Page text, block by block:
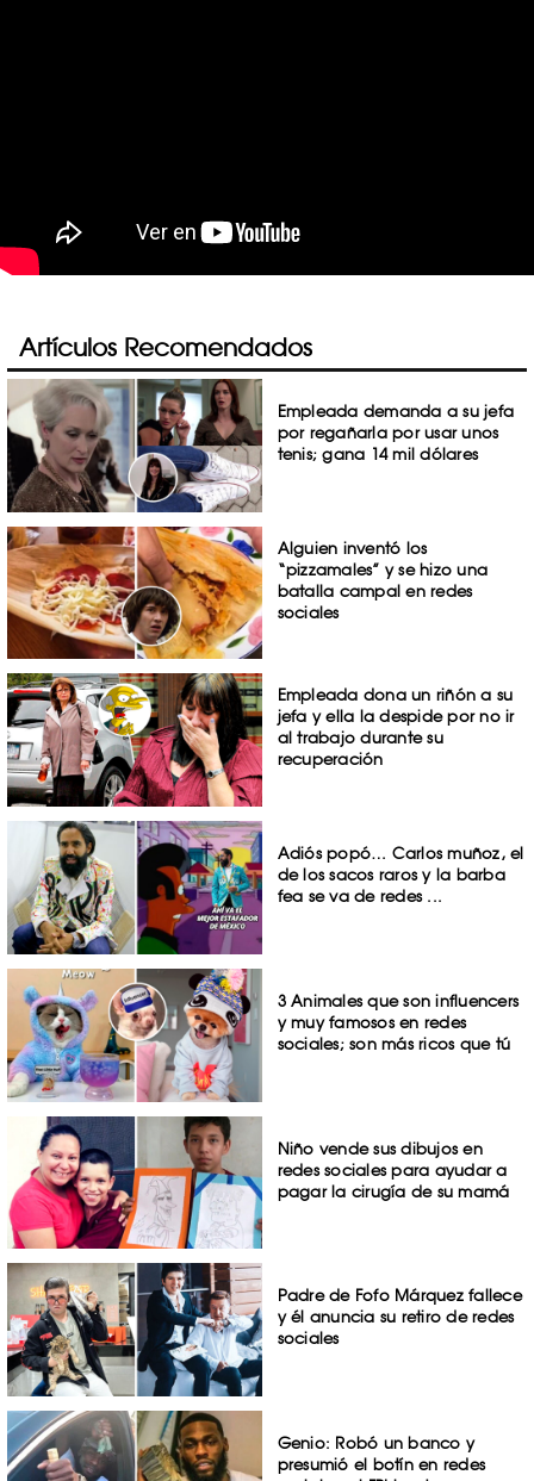
Artículos Recomendados
Empleada demanda a su jefa
por regañarla por usar unos
tenis; gana 14 mil dólares
Alguien inventó los
“pizzamales” y se hizo una
batalla campal en redes
sociales
Empleada dona un riñón a su
jefa y ella la despide por no ir
al trabajo durante su
recuperación
Adiós popó… Carlos muñoz, el
de los sacos raros y la barba
fea se va de redes ...
3 Animales que son influencers
y muy famosos en redes
sociales; son más ricos que tú
Niño vende sus dibujos en
redes sociales para ayudar a
pagar la cirugía de su mamá
Padre de Fofo Márquez fallece
y él anuncia su retiro de redes
sociales
Genio: Robó un banco y
presumió el botín en redes